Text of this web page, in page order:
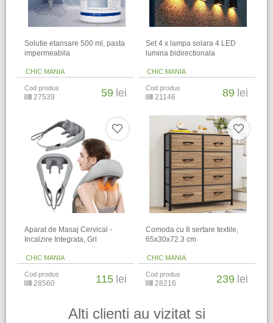
Solutie etansare 500 ml, pasta
impermeabila
CHIC MANIA
Cod produs
27539 59 lei
Set 4 x lampa solara 4 LED
lumina bidirectionala
CHIC MANIA
Cod produs
21146 89 lei
Aparat de Masaj Cervical -
Incalzire Integrata, Gri
CHIC MANIA
Cod produs
28560 115 lei
Comoda cu 8 sertare textile,
65x30x72.3 cm
CHIC MANIA
Cod produs
28216 239 lei
Alti clienti au vizitat si